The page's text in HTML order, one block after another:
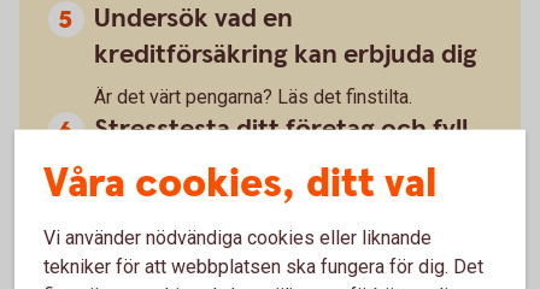
Undersök vad en
kreditförsäkring kan erbjuda dig
Är det värt pengarna? Läs det finstilta.
Stresstesta ditt företag och fyll
på bufferten
Håll koll på likviditeten och stresstesta ditt
företag regelbundet. Hur robust är företaget vid
oväntade händelser? Vad händer om din
Våra cookies, ditt val
Vi använder nödvändiga cookies eller liknande
tekniker för att webbplatsen ska fungera för dig. Det